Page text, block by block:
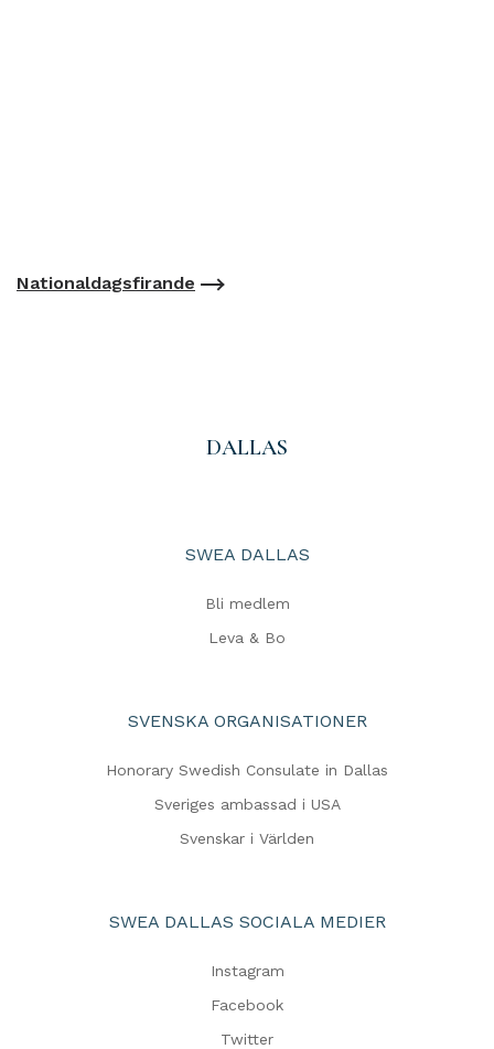
Nationaldagsfirande
DALLAS
SWEA DALLAS
Bli medlem
Leva & Bo
SVENSKA ORGANISATIONER
Honorary Swedish Consulate in Dallas
Sveriges ambassad i USA
Svenskar i Världen
SWEA DALLAS SOCIALA MEDIER
Instagram
Facebook
Twitter